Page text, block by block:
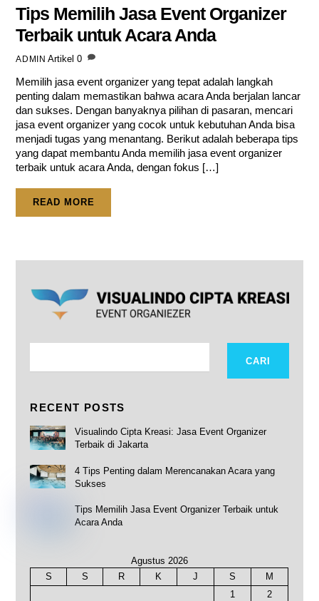
Tips Memilih Jasa Event Organizer
Terbaik untuk Acara Anda
ADMIN Artikel 0
Memilih jasa event organizer yang tepat adalah langkah
penting dalam memastikan bahwa acara Anda berjalan lancar
dan sukses. Dengan banyaknya pilihan di pasaran, mencari
jasa event organizer yang cocok untuk kebutuhan Anda bisa
menjadi tugas yang menantang. Berikut adalah beberapa tips
yang dapat membantu Anda memilih jasa event organizer
terbaik untuk acara Anda, dengan fokus […]
READ MORE
CARI
RECENT POSTS
Visualindo Cipta Kreasi: Jasa Event Organizer
Terbaik di Jakarta
4 Tips Penting dalam Merencanakan Acara yang
Sukses
Tips Memilih Jasa Event Organizer Terbaik untuk
Acara Anda
Agustus 2026
S
S R K J S
M
1
2